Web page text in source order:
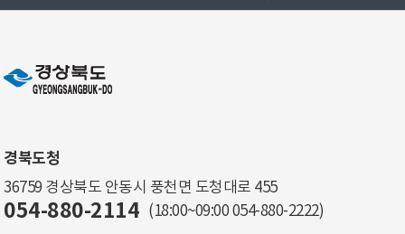
경북도청
36759 경상북도 안동시 풍천면 도청대로 455
054-880-2114 (18:00~09:00 054-880-2222)